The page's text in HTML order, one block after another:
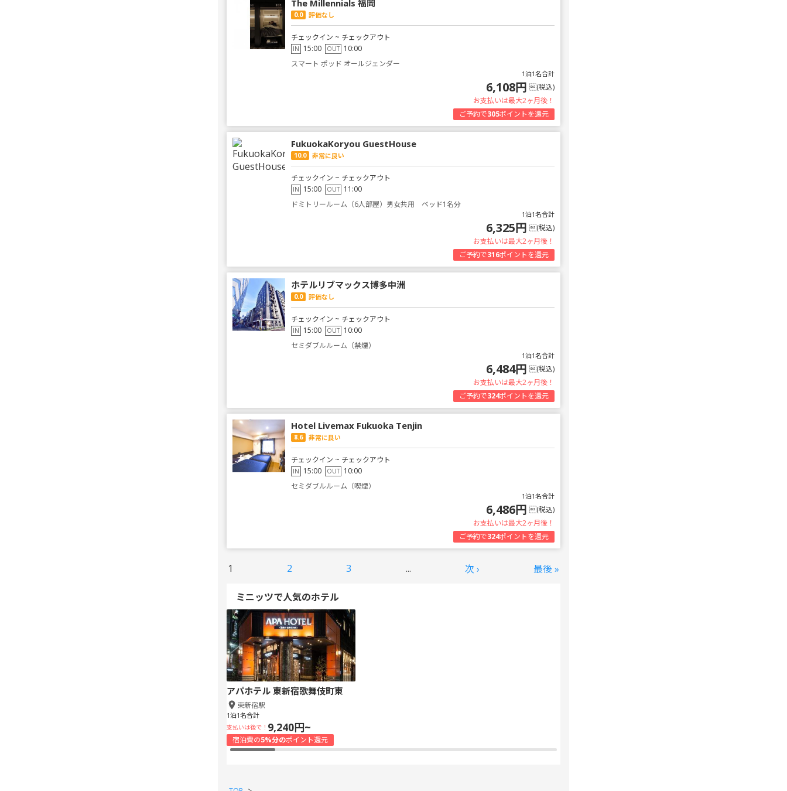
The Millennials 福岡
0.0 評価なし
チェックイン ~ チェックアウト
IN 15:00 OUT 10:00
スマート ポッド オールジェンダー
1泊1名合計
6,108円 (税込)
お支払いは最大2ヶ月後！
ご予約で305ポイントを還元
FukuokaKoryou GuestHouse
10.0 非常に良い
チェックイン ~ チェックアウト
IN 15:00 OUT 11:00
ドミトリールーム（6人部屋）男女共用 ベッド1名分
1泊1名合計
6,325円 (税込)
お支払いは最大2ヶ月後！
ご予約で316ポイントを還元
ホテルリブマックス博多中洲
0.0 評価なし
チェックイン ~ チェックアウト
IN 15:00 OUT 10:00
セミダブルルーム（禁煙）
1泊1名合計
6,484円 (税込)
お支払いは最大2ヶ月後！
ご予約で324ポイントを還元
Hotel Livemax Fukuoka Tenjin
8.6 非常に良い
チェックイン ~ チェックアウト
IN 15:00 OUT 10:00
セミダブルルーム（喫煙）
1泊1名合計
6,486円 (税込)
お支払いは最大2ヶ月後！
ご予約で324ポイントを還元
1 2 3 ... 次 › 最後 »
ミニッツで人気のホテル
アパホテル 東新宿歌舞伎町東
東新宿駅
1泊1名合計
支払いは後で！ 9,240円~
宿泊費の5%分のポイント還元